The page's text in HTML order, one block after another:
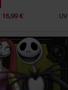
16,99 €